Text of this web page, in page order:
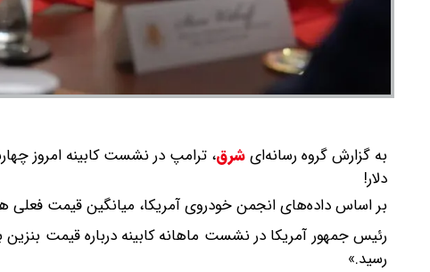
به گزارش گروه رسانه‌ایشرق،
دلار!
بر اساس داده‌های انجمن خودروی آمریکا، میانگین قیمت فعلی هر گالن
رئیس جمهور آمریکا در نشست ماهانه کابینه درباره قیمت
رسید.»